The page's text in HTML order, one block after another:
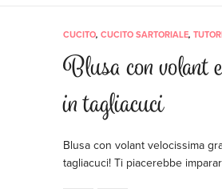
CUCITO, CUCITO SARTORIALE,
Blusa con volant
in tagliacuci
Blusa con volant velocissima
tagliacuci! Ti piacerebbe